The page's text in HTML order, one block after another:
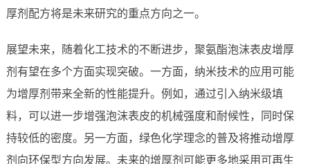
厚剂配方将是未来研究的重点方向之一。
展望未来，随着化工技术的不断进步，聚氨酯泡沫表皮增厚
剂有望在多个方面实现突破。一方面，纳米技术的应用可能
为增厚剂带来全新的性能提升。例如，通过引入纳米级填
料，可以进一步增强泡沫表皮的机械强度和耐候性，同时保
持较低的密度。另一方面，绿色化学理念的普及将推动增厚
剂向环保型方向发展。未来的增厚剂可能更多地采用可再生